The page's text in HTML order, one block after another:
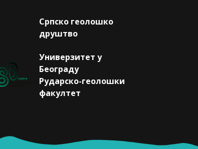
Српско геолошко
друштво
Универзитет у
Београду
Рударско-геолошки
факултет